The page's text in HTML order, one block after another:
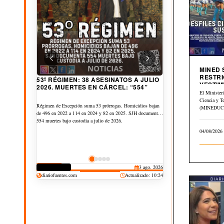
53º RÉGIMEN: 38 ASESINATOS A JULIO
2026. MUERTES EN CÁRCEL: “554”
Régimen de Excepción suma 53 prórrogas. Homicidios bajan
de 496 en 2022 a 114 en 2024 y 82 en 2025. SJH documenta
554 muertes bajo custodia a julio de 2026.
CORRUPCIÓN
3 ago. 2026
DERECHOS
30 jul. 2026
CULTURA 25 jul. 2026
JUDICIAL 20 jul. 2026
DEPORTES 19 jul. 2026
diariofuentes.com Actualizado: 10:24
MINED
El
Ciencia y
04/08/2026